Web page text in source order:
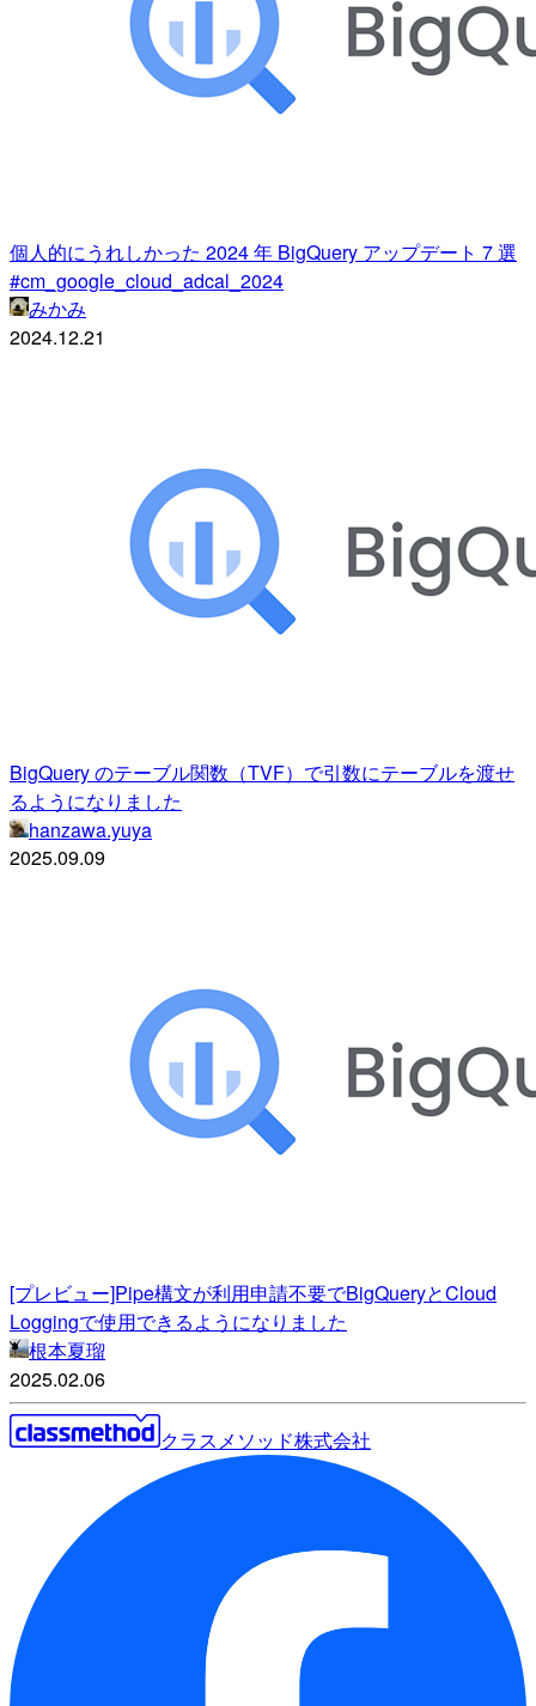
個人的にうれしかった 2024 年 BigQuery アップデート 7 選
#cm_google_cloud_adcal_2024
みかみ
2024.12.21
BigQuery のテーブル関数（TVF）で引数にテーブルを渡せ
るようになりました
hanzawa.yuya
2025.09.09
[プレビュー]Pipe構文が利用申請不要でBigQueryとCloud
Loggingで使用できるようになりました
根本夏瑠
2025.02.06
クラスメソッド株式会社